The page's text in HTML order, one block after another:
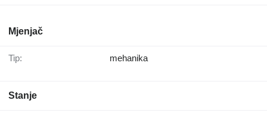
Mjenjač
Tip: mehanika
Stanje